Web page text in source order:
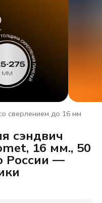
сверлением до 16 мм
сэндвич
16 мм., 50
России —